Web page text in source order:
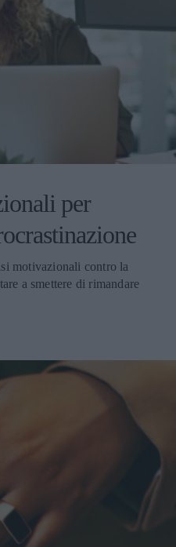
per
motivazionali contro la
a smettere di rimandare